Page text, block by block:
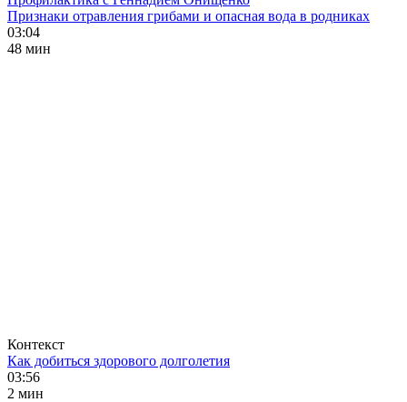
Признаки отравления грибами и опасная вода в родниках
03:04
48 мин
Контекст
Как добиться здорового долголетия
03:56
2 мин